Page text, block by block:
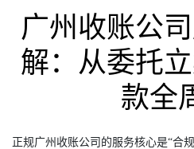
广州收账公
解：从委托
款全
正规广州收账公司的服务核心是“合